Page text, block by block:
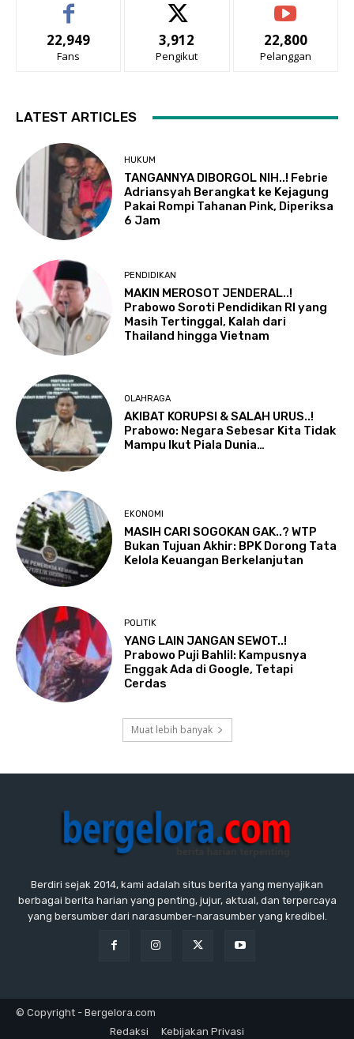
22,949
Fans
3,912
Pengikut
22,800
Pelanggan
LATEST ARTICLES
HUKUM
TANGANNYA DIBORGOL NIH..! Febrie
Adriansyah Berangkat ke Kejagung
Pakai Rompi Tahanan Pink, Diperiksa
6 Jam
PENDIDIKAN
MAKIN MEROSOT JENDERAL..!
Prabowo Soroti Pendidikan RI yang
Masih Tertinggal, Kalah dari
Thailand hingga Vietnam
OLAHRAGA
AKIBAT KORUPSI & SALAH URUS..!
Prabowo: Negara Sebesar Kita Tidak
Mampu Ikut Piala Dunia…
EKONOMI
MASIH CARI SOGOKAN GAK..? WTP
Bukan Tujuan Akhir: BPK Dorong Tata
Kelola Keuangan Berkelanjutan
POLITIK
YANG LAIN JANGAN SEWOT..!
Prabowo Puji Bahlil: Kampusnya
Enggak Ada di Google, Tetapi
Cerdas
Muat lebih banyak
Berdiri sejak 2014, kami adalah situs berita yang menyajikan
berbagai berita harian yang penting, jujur, aktual, dan terpercaya
yang bersumber dari narasumber-narasumber yang kredibel.
© Copyright - Bergelora.com
Redaksi
Kebijakan Privasi